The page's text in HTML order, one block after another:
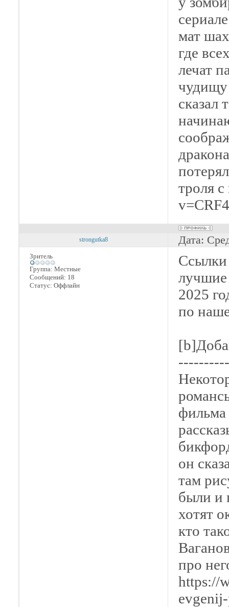
мат
где
лечат
чудищу
сказал
дракона
троля
strongutka8 Дата:
Зритель
Группа: Местные
Сообщений: 18
Статус: Оффлайн
Ссылки
лучшие
2025
по
фильма
он
там
были и
хотят
кто
про
https://